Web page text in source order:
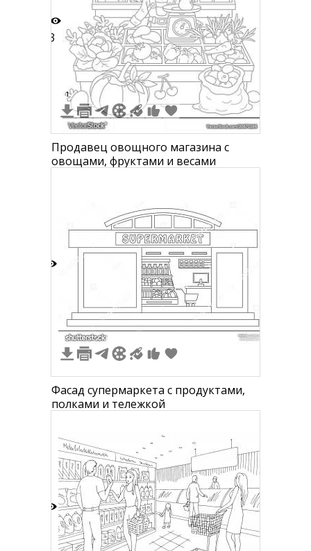
3
1
Продавец овощного магазина с
овощами, фруктами и весами
Фасад супермаркета с продуктами,
полками и тележкой